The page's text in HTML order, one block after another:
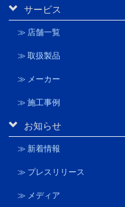
サービス
≫ 店舗一覧
≫ 取扱製品
≫ メーカー
≫ 施工事例
お知らせ
≫ 新着情報
≫ プレスリリース
≫ メディア